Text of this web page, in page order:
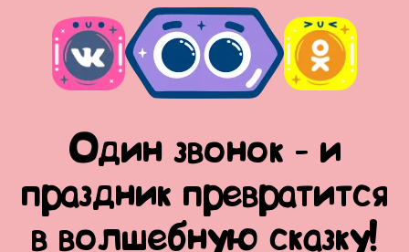
Один звонок - и
праздник превратится
в волшебную сказку!